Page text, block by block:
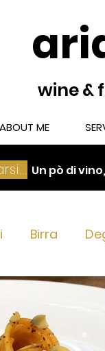
wine &
ABOUT ME
Un pò di
Birra
Franciacorta
Le Ricette di TUC